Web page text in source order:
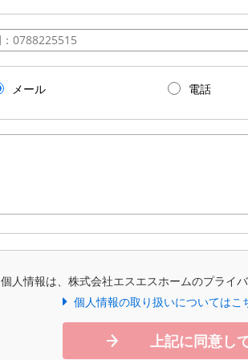
メール 電話
個人情報は、株式会社エスエスホームのプライ
個人情報の取り扱いについてはこ
上記に同意し